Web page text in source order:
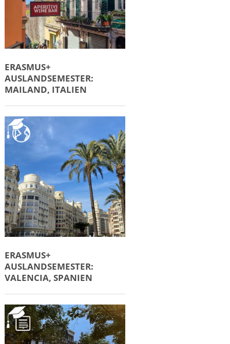
ERASMUS+
AUSLANDSEMESTER:
MAILAND, ITALIEN
ERASMUS+
AUSLANDSEMESTER:
VALENCIA, SPANIEN